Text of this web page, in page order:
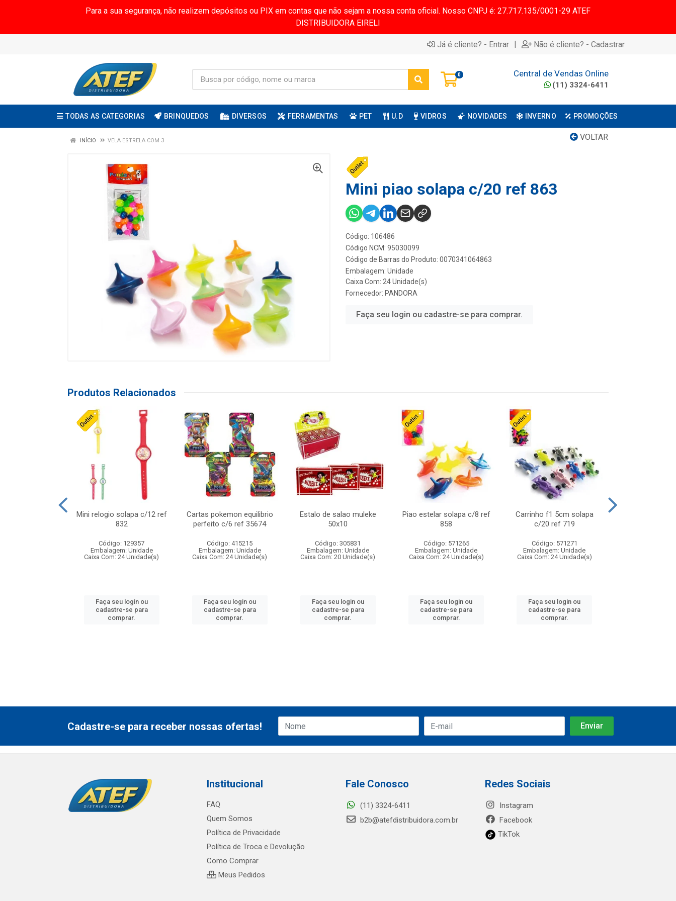
Para a sua segurança, não realizem depósitos ou PIX em contas que não sejam a nossa conta oficial. Nosso CNPJ é: 27.717.135/0001-29 ATEF
DISTRIBUIDORA EIRELI
Já é cliente? - Entrar | Não é cliente? - Cadastrar
0 Central de Vendas Online
(11) 3324-6411
TODAS AS CATEGORIAS BRINQUEDOS DIVERSOS FERRAMENTAS PET U.D VIDROS NOVIDADES INVERNO PROMOÇÕES
VOLTAR
INÍCIO VELA ESTRELA COM 3
Mini piao solapa c/20 ref 863
Código: 106486
Código NCM: 95030099
Código de Barras do Produto: 0070341064863
Embalagem: Unidade
Caixa Com: 24 Unidade(s)
Fornecedor: PANDORA
Faça seu login ou cadastre-se para comprar.
Produtos Relacionados
Mini relogio solapa c/12 ref
832
Código: 129357
Embalagem: Unidade
Caixa Com: 24 Unidade(s)
Faça seu login ou
cadastre-se para
comprar.
Cartas pokemon equilibrio
perfeito c/6 ref 35674
Código: 415215
Embalagem: Unidade
Caixa Com: 24 Unidade(s)
Faça seu login ou
cadastre-se para
comprar.
Estalo de salao muleke
50x10
Código: 305831
Embalagem: Unidade
Caixa Com: 20 Unidade(s)
Faça seu login ou
cadastre-se para
comprar.
Piao estelar solapa c/8 ref
858
Código: 571265
Embalagem: Unidade
Caixa Com: 24 Unidade(s)
Faça seu login ou
cadastre-se para
comprar.
Carrinho f1 5cm solapa
c/20 ref 719
Código: 571271
Embalagem: Unidade
Caixa Com: 24 Unidade(s)
Faça seu login ou
cadastre-se para
comprar.
Cadastre-se para receber nossas ofertas!
Institucional
FAQ
Quem Somos
Política de Privacidade
Política de Troca e Devolução
Como Comprar
Meus Pedidos
Fale Conosco
(11) 3324-6411
b2b@atefdistribuidora.com.br
Redes Sociais
Instagram
Facebook
TikTok